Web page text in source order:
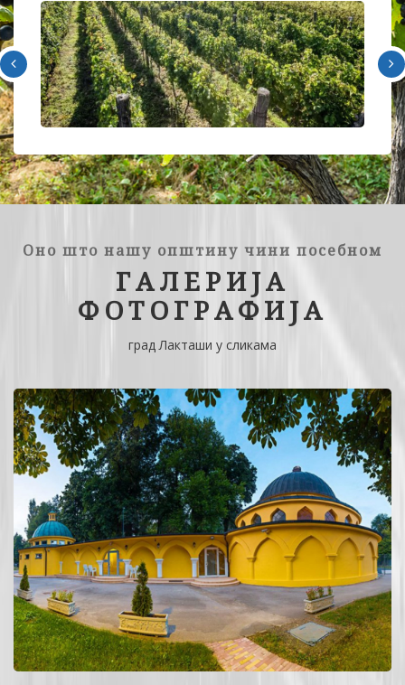
Оно што нашу општину чини посебном
ГАЛЕРИЈА
ФОТОГРАФИЈА
град Лакташи у сликама